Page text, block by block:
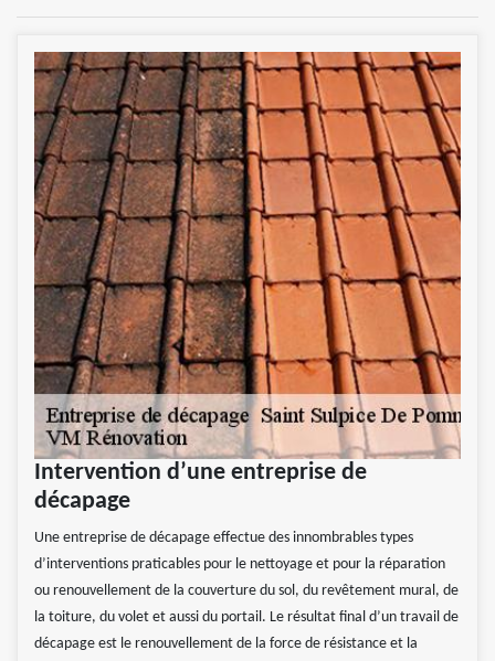
Intervention d’une entreprise de
décapage
Une entreprise de décapage effectue des innombrables types
d’interventions praticables pour le nettoyage et pour la réparation
ou renouvellement de la couverture du sol, du revêtement mural, de
la toiture, du volet et aussi du portail. Le résultat final d’un travail de
décapage est le renouvellement de la force de résistance et la